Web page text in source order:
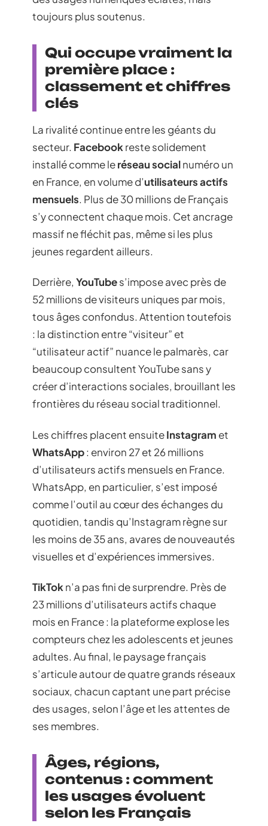
toujours plus soutenus.
Qui occupe vraiment la
première place :
classement et chiffres
clés
La rivalité continue entre les géants du
secteur. Facebook reste solidement
installé comme leréseau socialnuméro un
en France, en volume d’utilisateurs actifs
mensuels. Plus de 30 millions de Français
s’y connectent chaque mois. Cet ancrage
massif ne fléchit pas, même si les plus
jeunes regardent ailleurs.
Derrière, YouTubes’impose avec près de
52 millions de visiteurs uniques par mois,
tous âges confondus. Attention toutefois
: la distinction entre “visiteur” et
“utilisateur actif” nuance le palmarès, car
beaucoup consultent YouTube sans y
créer d’interactions sociales, brouillant les
frontières du réseau social traditionnel.
Les chiffres placent ensuiteInstagram et
WhatsApp: environ 27 et 26 millions
d’utilisateurs actifs mensuels en France.
WhatsApp, en particulier, s’est imposé
comme l’outil au cœur des échanges du
quotidien, tandis qu’Instagram règne sur
les moins de 35 ans, avares de nouveautés
visuelles et d’expériences immersives.
TikTok n’a pas fini de surprendre. Près de
23 millions d’utilisateurs actifs chaque
mois en France : la plateforme explose les
compteurs chez les adolescents et jeunes
adultes. Au final, le paysage français
s’articule autour de quatre grands réseaux
sociaux, chacun captant une part précise
des usages, selon l’âge et les attentes de
ses membres.
Âges, régions,
contenus : comment
les usages évoluent
selon les Français